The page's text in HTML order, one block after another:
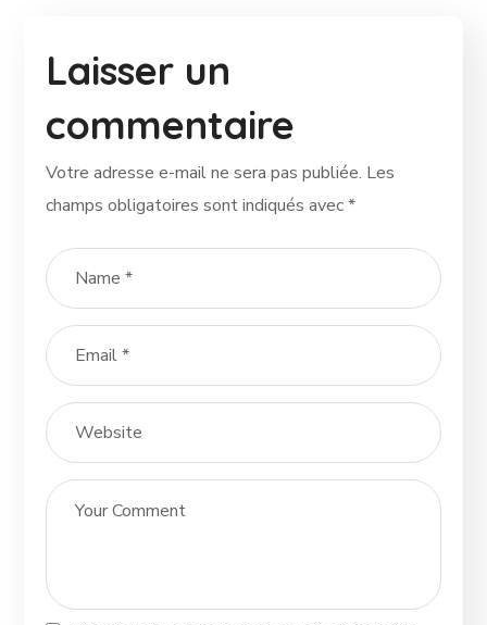
Laisser un
commentaire
Votre adresse e-mail ne sera pas publiée. Les
champs obligatoires sont indiqués avec*